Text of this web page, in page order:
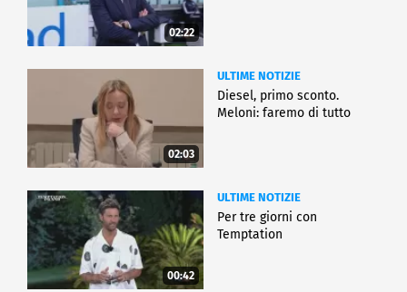
02:22
02:03
ULTIME NOTIZIE
Diesel, primo sconto.
Meloni: faremo di tutto
00:42
ULTIME NOTIZIE
Per tre giorni con
Temptation